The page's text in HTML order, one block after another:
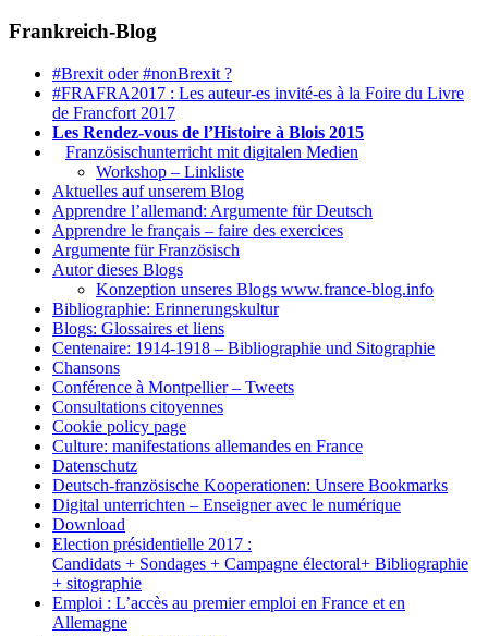
Frankreich-Blog
#Brexit oder #nonBrexit ?
#FRAFRA2017 : Les auteur-es invité-es à la Foire du Livre
de Francfort 2017
Les Rendez-vous de l’Histoire à Blois 2015
Französischunterricht mit digitalen Medien
Workshop – Linkliste
Aktuelles auf unserem Blog
Apprendre l’allemand: Argumente für Deutsch
Apprendre le français – faire des exercices
Argumente für Französisch
Autor dieses Blogs
Konzeption unseres Blogs www.france-blog.info
Bibliographie: Erinnerungskultur
Blogs: Glossaires et liens
Centenaire: 1914-1918 – Bibliographie und Sitographie
Chansons
Conférence à Montpellier – Tweets
Consultations citoyennes
Cookie policy page
Culture: manifestations allemandes en France
Datenschutz
Deutsch-französische Kooperationen: Unsere Bookmarks
Digital unterrichten – Enseigner avec le numérique
Download
Election présidentielle 2017 :
Candidats + Sondages + Campagne électoral+ Bibliographie
+ sitographie
Emploi : L’accès au premier emploi en France et en
Allemagne